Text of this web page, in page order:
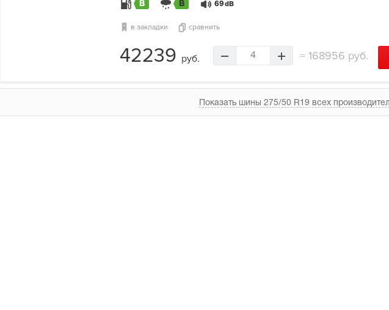
B B 69 dB
в закладки сравнить
42239 руб. 4 =168956 руб.
Показать шины 275/50 R19 всех